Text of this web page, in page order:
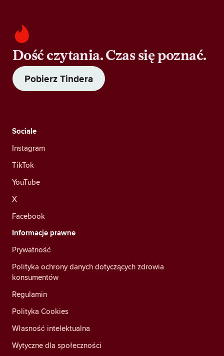
Dość czytania. Czas się poznać.
Pobierz Tindera
Sociale
Instagram
TikTok
YouTube
X
Facebook
Informacje prawne
Prywatność
Polityka ochrony danych dotyczących zdrowia
konsumentów
Regulamin
Polityka Cookies
Własność intelektualna
Wytyczne dla społeczności